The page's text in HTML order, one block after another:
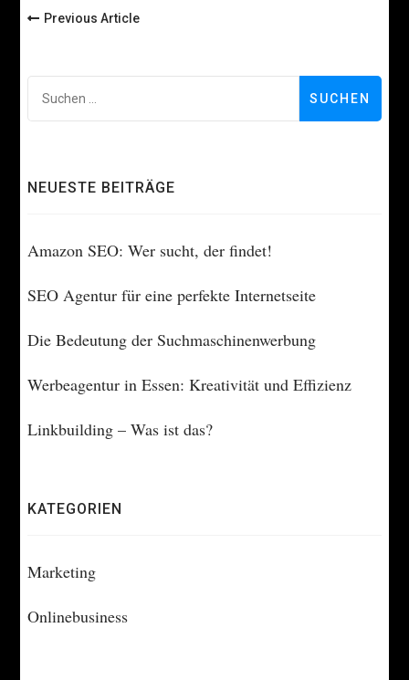
PostPrevious Article
NEUESTE BEITRÄGE
Amazon SEO: Wer sucht, der findet!
SEO Agentur für eine perfekte Internetseite
Die Bedeutung der Suchmaschinenwerbung
Werbeagentur in Essen: Kreativität und Effizienz
Linkbuilding – Was ist das?
KATEGORIEN
Marketing
Onlinebusiness